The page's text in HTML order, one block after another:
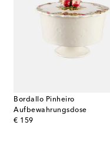
Bordallo Pinheiro
Aufbewahrungsdose
€ 159
original price